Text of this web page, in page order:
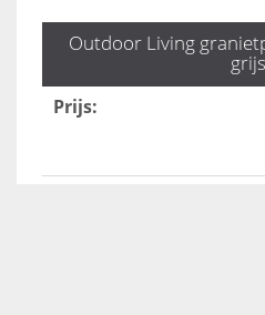
Outdoor Living
grijs
Prijs: